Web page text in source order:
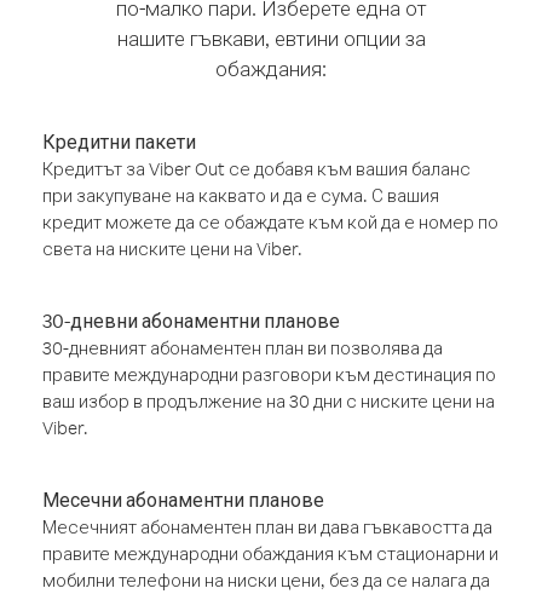
по-малко пари. Изберете една от
нашите гъвкави, евтини опции за
обаждания:
Кредитни пакети
Кредитът за Viber Out се добавя към вашия баланс
при закупуване на каквато и да е сума. С вашия
кредит можете да се обаждате към кой да е номер по
света на ниските цени на Viber.
30-дневни абонаментни планове
30-дневният абонаментен план ви позволява да
правите международни разговори към дестинация по
ваш избор в продължение на 30 дни с ниските цени на
Viber.
Месечни абонаментни планове
Месечният абонаментен план ви дава гъвкавостта да
правите международни обаждания към стационарни и
мобилни телефони на ниски цени, без да се налага да